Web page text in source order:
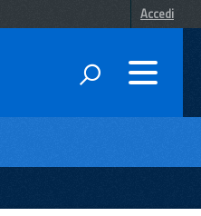
Accedi